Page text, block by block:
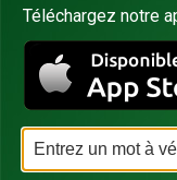
Téléchargez notre